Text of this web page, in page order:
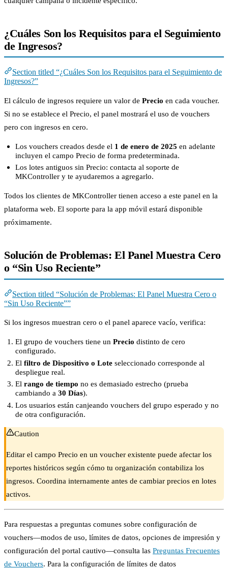
¿Cuáles Son los Requisitos para el Seguimiento
de Ingresos?
Section titled “¿Cuáles Son los Requisitos para el Seguimiento de
Ingresos?”
El cálculo de ingresos requiere un valor de Precio en cada voucher.
Si no se establece el Precio, el panel mostrará el uso de vouchers
pero con ingresos en cero.
Los vouchers creados desde el 1 de enero de 2025 en adelante
incluyen el campo Precio de forma predeterminada.
Los lotes antiguos sin Precio: contacta al soporte de
MKController y te ayudaremos a agregarlo.
Todos los clientes de MKController tienen acceso a este panel en la
plataforma web. El soporte para la app móvil estará disponible
próximamente.
Solución de Problemas: El Panel Muestra Cero
o “Sin Uso Reciente”
Section titled “Solución de Problemas: El Panel Muestra Cero o
“Sin Uso Reciente””
Si los ingresos muestran cero o el panel aparece vacío, verifica:
El grupo de vouchers tiene unPrecio distinto de cero
configurado.
Elfiltro de Dispositivo o Lote seleccionado corresponde al
despliegue real.
Elrango de tiempo no es demasiado estrecho (prueba
cambiando a30 Días).
Los usuarios están canjeando vouchers del grupo esperado y no
de otra configuración.
Caution
Editar el campo Precio en un voucher existente puede afectar los
reportes históricos según cómo tu organización contabiliza los
ingresos. Coordina internamente antes de cambiar precios en lotes
activos.
Para respuestas a preguntas comunes sobre configuración de
vouchers—modos de uso, límites de datos, opciones de impresión y
configuración del portal cautivo—consulta las Preguntas Frecuentes
de Vouchers. Para la configuración de límites de datos